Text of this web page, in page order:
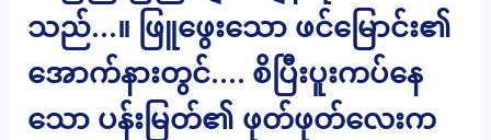
သည်…။ ဖြူဖွေးသော ဖင်မြောင်း၏
အောက်နားတွင်…. စိပြီးပူးကပ်နေ
သော ပန်းမြတ်၏ ဖုတ်ဖုတ်လေးက